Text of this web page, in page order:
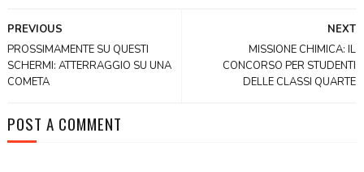
NEXT
MISSIONE CHIMICA: IL
CONCORSO PER STUDENTI
DELLE CLASSI QUARTE
PREVIOUS
PROSSIMAMENTE SU QUESTI
SCHERMI: ATTERRAGGIO SU UNA
COMETA
POST A COMMENT